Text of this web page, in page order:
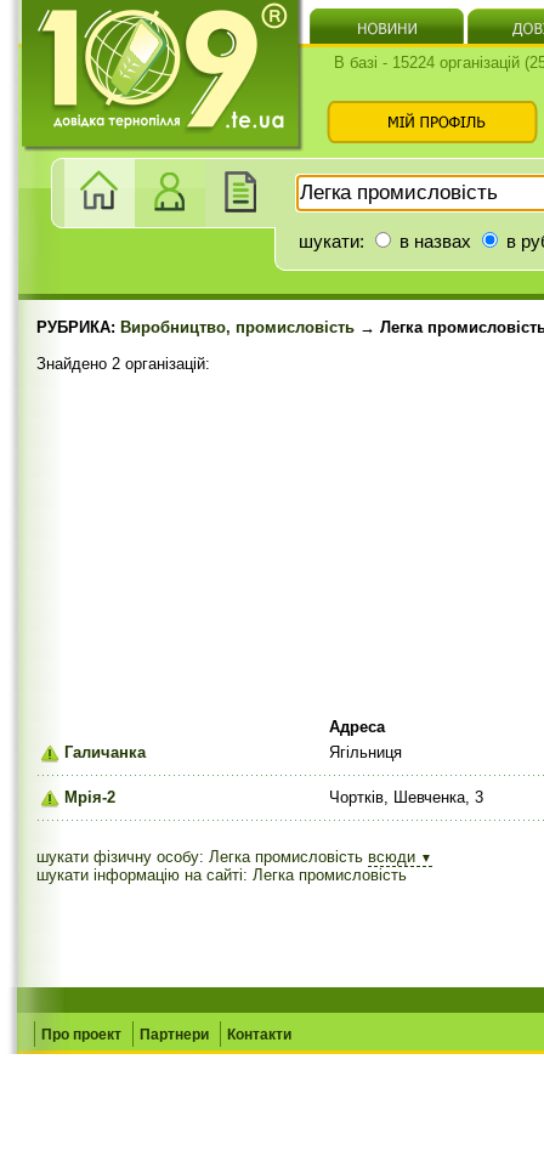
В базі - 15224 організацій
шукати: в назвах в
РУБРИКА: Виробництво, промисловість → Легка
Знайдено 2 організацій:
Адреса
Галичанка
Ягільниця
Мрія-2 Чортків, Шевченка, 3
шукати фізичну особу: Легка промисловість всюди ▼
шукати інформацію на сайті: Легка промисловість
Про проект Партнери Контакти